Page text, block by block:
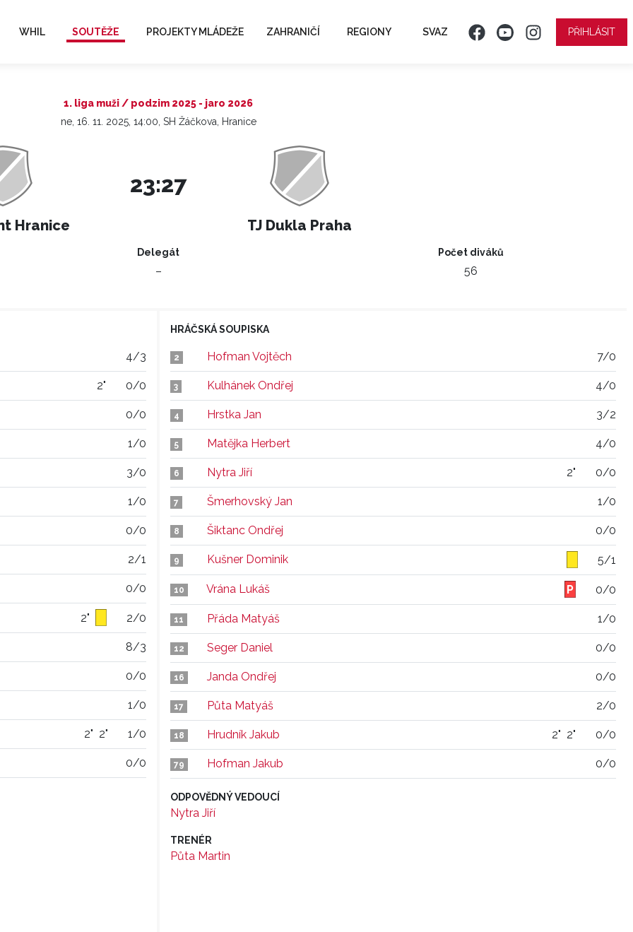
WHIL SOUTĚŽE PROJEKTY MLÁDEŽE ZAHRANIČÍ REGIONY SVAZ PŘIHLÁSIT
1. liga muži / podzim 2025 - jaro 2026
ne, 16. 11. 2025, 14:00, SH Žáčkova, Hranice
Hranice
23:27
TJ Dukla Praha
Delegát
–
Počet diváků
56
4/3
2" 0/0
0/0
1/0
3/0
1/0
0/0
2/1
0/0
2" 2/0
8/3
0/0
1/0
2" 2" 1/0
0/0
HRÁČSKÁ SOUPISKA
2 Hofman Vojtěch 7/0
3 Kulhánek Ondřej 4/0
4 Hrstka Jan 3/2
5 Matějka Herbert 4/0
6 Nytra Jiří 2" 0/0
7 Šmerhovský Jan 1/0
8 Šiktanc Ondřej 0/0
9 Kušner Dominik 5/1
10 Vrána Lukáš 0/0
11 Přáda Matyáš 1/0
12 Seger Daniel 0/0
16 Janda Ondřej 0/0
17 Půta Matyáš 2/0
18 Hrudník Jakub 2" 2" 0/0
79 Hofman Jakub 0/0
ODPOVĚDNÝ VEDOUCÍ
Nytra Jiří
TRENÉR
Půta Martin